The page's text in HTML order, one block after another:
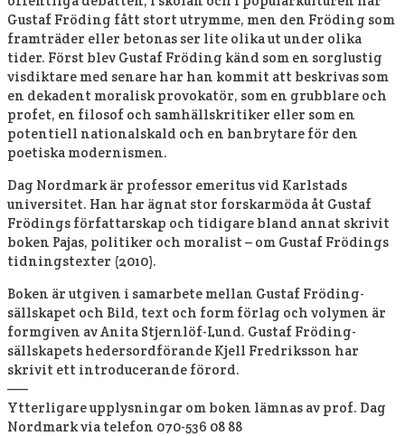
Gustaf Fröding fått stort utrymme, men den Fröding som
framträder eller betonas ser lite olika ut under olika
tider. Först blev Gustaf Fröding känd som en sorglustig
visdiktare med senare har han kommit att beskrivas som
en dekadent moralisk provokatör, som en grubblare och
profet, en filosof och samhällskritiker eller som en
potentiell nationalskald och en banbrytare för den
poetiska modernismen.
Dag Nordmark är professor emeritus vid Karlstads
universitet. Han har ägnat stor forskarmöda åt Gustaf
Frödings författarskap och tidigare bland annat skrivit
boken Pajas, politiker och moralist – om Gustaf Frödings
tidningstexter (2010).
Boken är utgiven i samarbete mellan Gustaf Fröding-
sällskapet och Bild, text och form förlag och volymen är
formgiven av Anita Stjernlöf-Lund. Gustaf Fröding-
sällskapets hedersordförande Kjell Fredriksson har
skrivit ett introducerande förord.
—–
Ytterligare upplysningar om boken lämnas av prof. Dag
Nordmark via telefon 070-536 08 88